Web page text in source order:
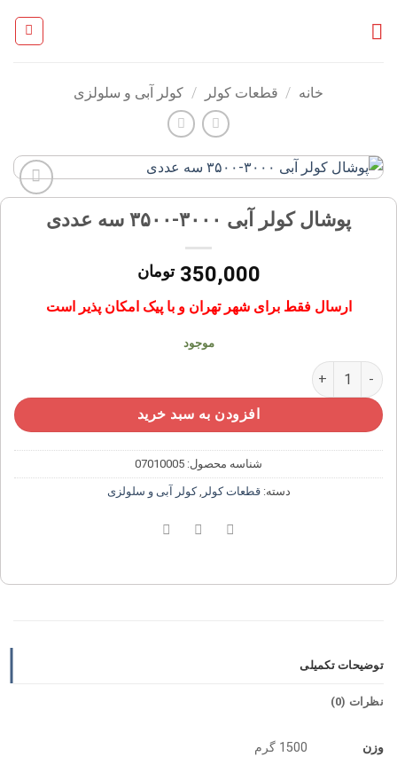
خانه / قطعات کولر / کولر آبی و سلولزی
پوشال کولر آبی ۳۰۰۰-۳۵۰۰ سه عددی
350,000 تومان
ارسال فقط برای شهر تهران و با پیک امکان پذیر است
موجود
پوشال کولر آبی ۳۰۰۰-۳۵۰۰ سه عددی عدد
افزودن به سبد خرید
شناسه محصول: 07010005
دسته:قطعات کولر ,کولر آبی و سلولزی
توضیحات تکمیلی
نظرات (0)
وزن
1500 گرم